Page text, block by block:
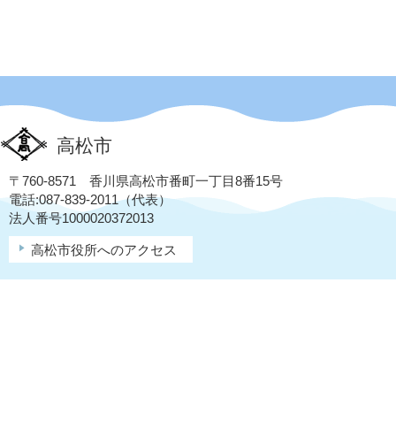
高松市
〒760-8571 香川県高松市番町一丁目8番15号
電話:087-839-2011（代表）
法人番号1000020372013
高松市役所へのアクセス